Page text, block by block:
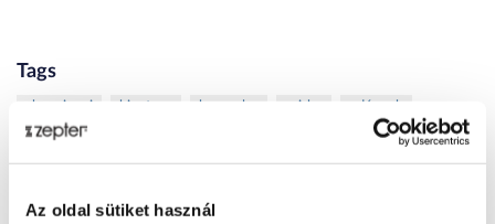
Az oldal sütiket használ
Tags
egészség fényterápia_hatásai
főzés gaspacho gazpacho görögdinnye hyperlight
hyperlight_optics